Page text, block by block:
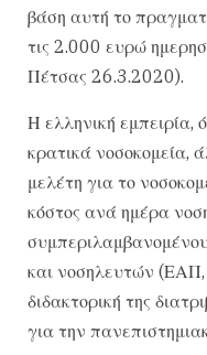
βάση αυτή το
τις 2.000 ευρώ
Πέτσας 26.3.2020).
Η ελληνική εμπειρία,
κρατικά νοσοκομεία,
μελέτη για το
κόστος ανά ημέρα
και νοσηλευτών
διδακτορική της
για την